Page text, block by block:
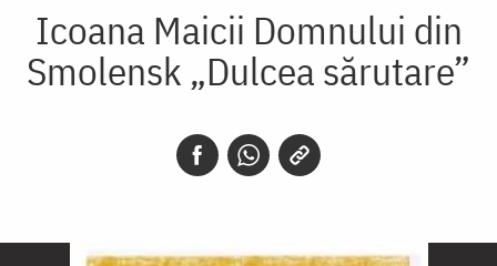
Icoana Maicii Domnului din
Smolensk „Dulcea sărutare”